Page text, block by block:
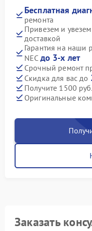
Бесплатная
ремонта
Привезем и
доставкой
Гарантия на наши
NEC до 3-х лет
Срочный ремонт
Скидка для вас до
Получите 1500
Оригинальные
Заказать